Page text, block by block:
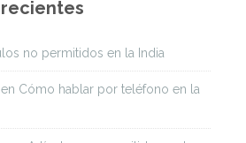
no permitidos en la India
en Cómo hablar por teléfono en la